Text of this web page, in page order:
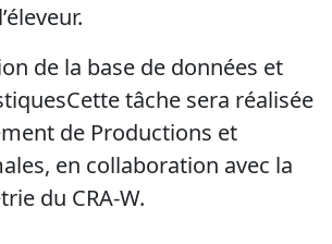
de la base de données et
tâche sera réalisée
de Productions et
en collaboration avec la
du CRA-W.